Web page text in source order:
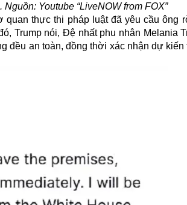
Youtube “LiveNOW from FOX”
quan thực thi pháp luật đã yêu cầu ông
Trump nói, Đệ nhất phu nhân Melania
đều an toàn, đồng thời xác nhận dự